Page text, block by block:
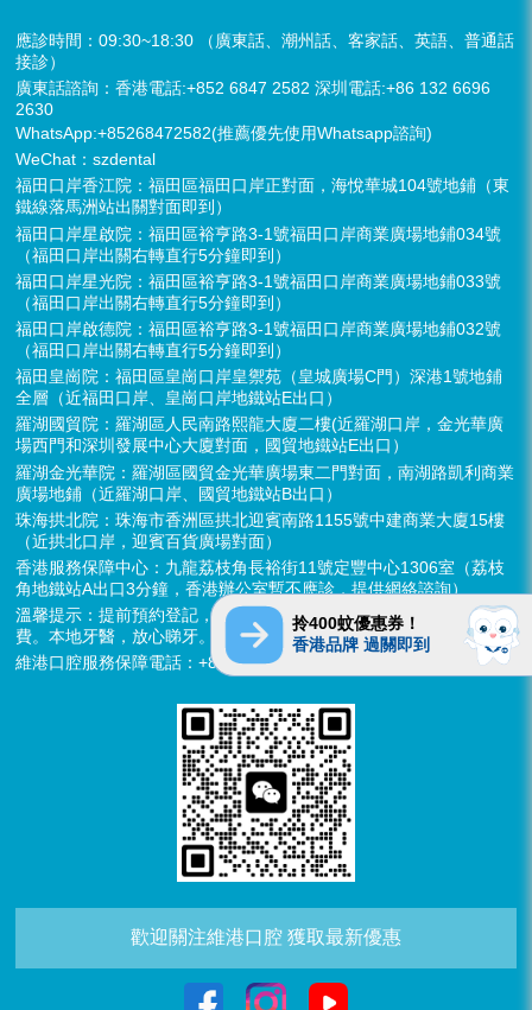
應診時間：09:30~18:30 （廣東話、潮州話、客家話、英語、普通話
接診）
廣東話諮詢：香港電話:+852 6847 2582 深圳電話:+86 132 6696
2630
WhatsApp:+85268472582(推薦優先使用Whatsapp諮詢)
WeChat：szdental
福田口岸香江院：福田區福田口岸正對面，海悅華城104號地鋪（東
鐵線落馬洲站出關對面即到）
福田口岸星啟院：福田區裕亨路3-1號福田口岸商業廣場地鋪034號
（福田口岸出關右轉直行5分鐘即到）
福田口岸星光院：福田區裕亨路3-1號福田口岸商業廣場地鋪033號
（福田口岸出關右轉直行5分鐘即到）
福田口岸啟德院：福田區裕亨路3-1號福田口岸商業廣場地鋪032號
（福田口岸出關右轉直行5分鐘即到）
福田皇崗院：福田區皇崗口岸皇禦苑（皇城廣場C門）深港1號地鋪
全層（近福田口岸、皇崗口岸地鐵站E出口）
羅湖國貿院：羅湖區人民南路熙龍大廈二樓(近羅湖口岸，金光華廣
場西門和深圳發展中心大廈對面，國貿地鐵站E出口）
羅湖金光華院：羅湖區國貿金光華廣場東二門對面，南湖路凱利商業
廣場地鋪（近羅湖口岸、國貿地鐵站B出口）
珠海拱北院：珠海市香洲區拱北迎賓南路1155號中建商業大廈15樓
（近拱北口岸，迎賓百貨廣場對面）
香港服務保障中心：九龍荔枝角長裕街11號定豐中心1306室（荔枝
角地鐵站A出口3分鐘，香港辦公室暫不應診，提供網絡諮詢）
溫馨提示：提前預約登記，X-ray、CT院內檢查免費，3D數字掃描免
費。本地牙醫，放心睇牙。另有速遞代收存放服務。
維港口腔服務保障電話：+852 6637 2280
歡迎關注維港口腔 獲取最新優惠
拎400蚊優惠券！
香港品牌 過關即到